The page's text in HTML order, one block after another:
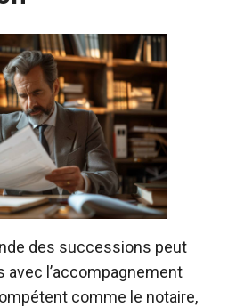
des successions peut
avec l’accompagnement
comme le notaire,